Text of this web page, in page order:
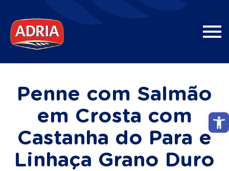
Penne com Salmão
em Crosta com
Castanha do Para e
Linhaça Grano Duro